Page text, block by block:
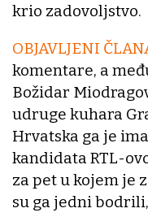
krio zadovoljstvo.
OBJAVLJENI
komentare, a
Božidar
udruge kuhara
Hrvatska ga je
kandidata RTL-
za pet u kojem je
su ga jedni